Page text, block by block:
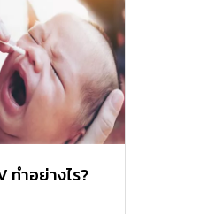
ทำอย่างไร?